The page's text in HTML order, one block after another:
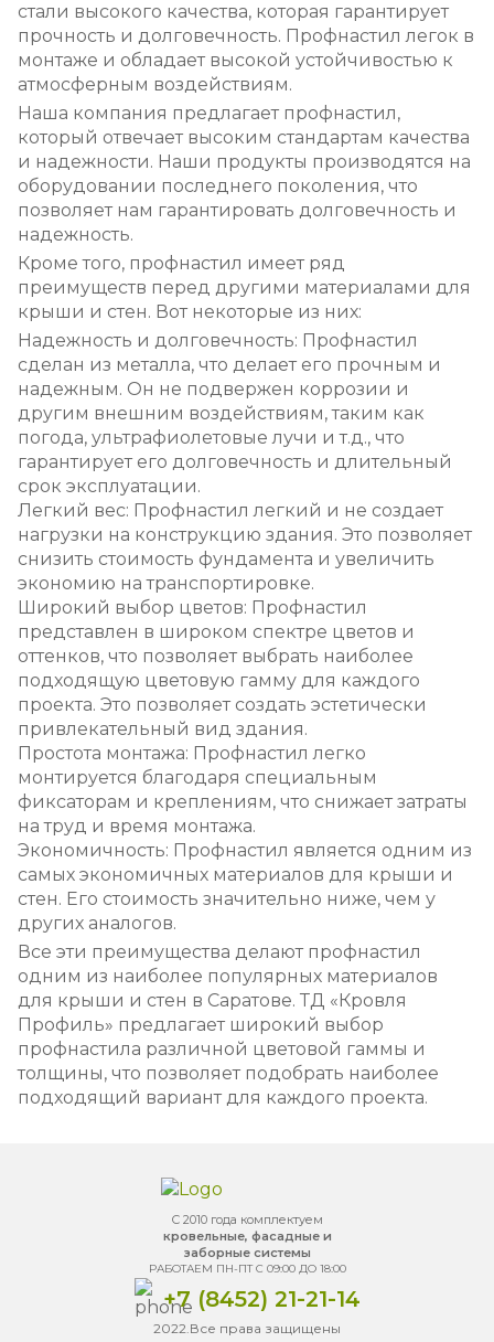
стали высокого качества, которая гарантирует
прочность и долговечность. Профнастил легок в
монтаже и обладает высокой устойчивостью к
атмосферным воздействиям.
Наша компания предлагает профнастил,
который отвечает высоким стандартам качества
и надежности. Наши продукты производятся на
оборудовании последнего поколения, что
позволяет нам гарантировать долговечность и
надежность.
Кроме того, профнастил имеет ряд
преимуществ перед другими материалами для
крыши и стен. Вот некоторые из них:
Надежность и долговечность: Профнастил
сделан из металла, что делает его прочным и
надежным. Он не подвержен коррозии и
другим внешним воздействиям, таким как
погода, ультрафиолетовые лучи и т.д., что
гарантирует его долговечность и длительный
срок эксплуатации.
Легкий вес: Профнастил легкий и не создает
нагрузки на конструкцию здания. Это позволяет
снизить стоимость фундамента и увеличить
экономию на транспортировке.
Широкий выбор цветов: Профнастил
представлен в широком спектре цветов и
оттенков, что позволяет выбрать наиболее
подходящую цветовую гамму для каждого
проекта. Это позволяет создать эстетически
привлекательный вид здания.
Простота монтажа: Профнастил легко
монтируется благодаря специальным
фиксаторам и креплениям, что снижает затраты
на труд и время монтажа.
Экономичность: Профнастил является одним из
самых экономичных материалов для крыши и
стен. Его стоимость значительно ниже, чем у
других аналогов.
Все эти преимущества делают профнастил
одним из наиболее популярных материалов
для крыши и стен в Саратове. ТД «Кровля
Профиль» предлагает широкий выбор
профнастила различной цветовой гаммы и
толщины, что позволяет подобрать наиболее
подходящий вариант для каждого проекта.
С 2010 года комплектуем
кровельные, фасадные и
заборные системы
РАБОТАЕМ ПН-ПТ С 09:00 ДО 18:00
+7 (8452) 21-21-14
2022.Все права защищены